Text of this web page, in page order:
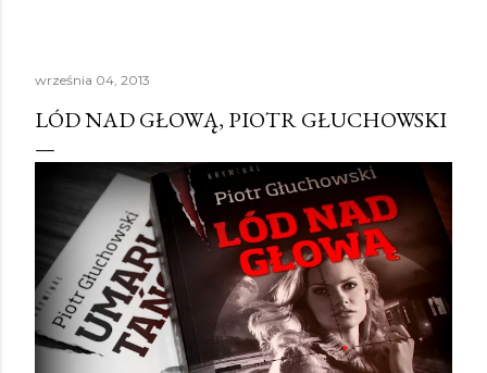
września 04, 2013
LÓD NAD GŁOWĄ, PIOTR GŁUCHOWSKI